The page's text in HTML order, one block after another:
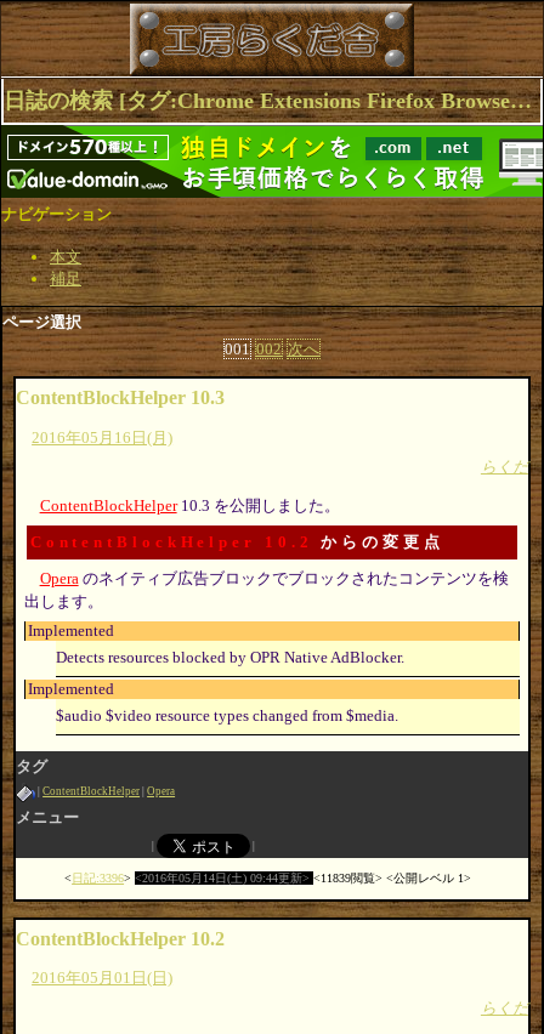
日誌の検索 [タグ:Chrome Extensions Firefox Browser] 1～10(16件中)
ナビゲーション
本文
補足
ページ選択
001 002 次へ
ContentBlockHelper 10.3
2016年05月16日(月)
らくだ
ContentBlockHelper10.3 を公開しました。
ContentBlockHelper 10.2 からの変更点
Operaのネイティブ広告ブロックでブロックされたコンテンツを検
出します。
Implemented
Detects resources blocked by OPR Native AdBlocker.
Implemented
$audio $video resource types changed from $media.
タグ
ContentBlockHelper Opera
メニュー
日記:3396 2016年05月14日(土) 09:44更新 11839閲覧 公開レベル 1
ContentBlockHelper 10.2
2016年05月01日(日)
らくだ